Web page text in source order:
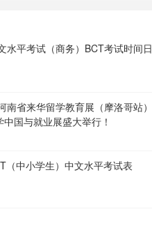
水平考试（商务）BCT考试时间日
南省来华留学教育展（摩洛哥站）
国与就业展盛大举行！
（中小学生）中文水平考试表